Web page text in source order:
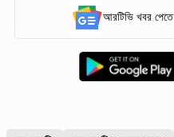
আরটিভি খবর